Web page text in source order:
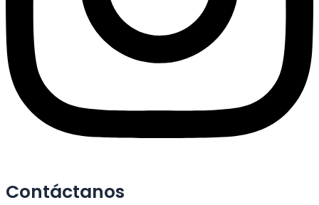
Contáctanos